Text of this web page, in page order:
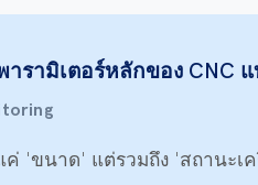
ารามิเตอร์หลักของ CNC
'ขนาด' แต่รวมถึง 'สถานะเค